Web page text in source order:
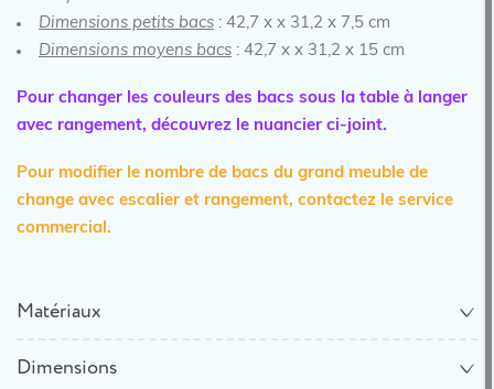
Dimensions petits bacs : 42,7 x x 31,2 x 7,5 cm
Dimensions moyens bacs : 42,7 x x 31,2 x 15 cm
Pour changer les couleurs des bacs sous la table à langer
avec rangement, découvrez le nuancier ci-joint.
Pour modifier le nombre de bacs du grand meuble de
change avec escalier et rangement, contactez le service
commercial.
Matériaux
Dimensions